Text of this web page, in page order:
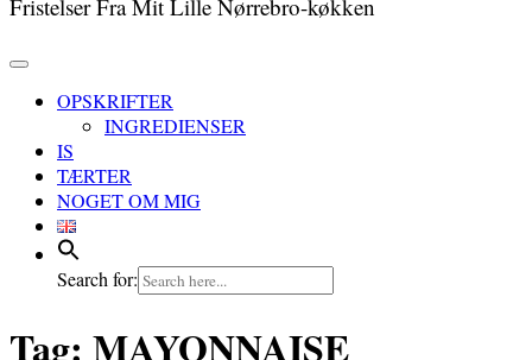
Fristelser Fra Mit Lille Nørrebro-køkken
OPSKRIFTER
INGREDIENSER
IS
TÆRTER
NOGET OM MIG
Search for:
Tag: MAYONNAISE